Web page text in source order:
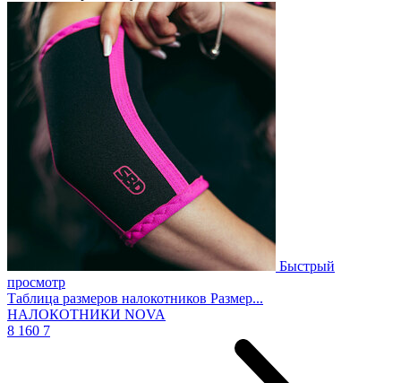
Быстрый
просмотр
Таблица размеров налокотников Размер...
НАЛОКОТНИКИ NOVA
8 160 7